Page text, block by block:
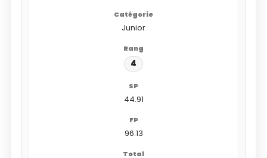
Junior
4
44.91
96.13